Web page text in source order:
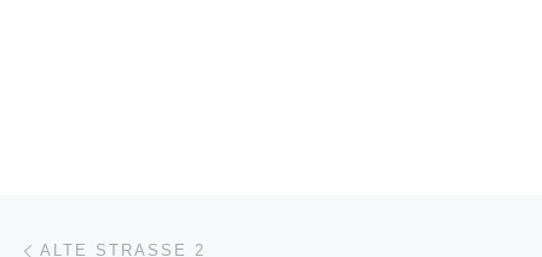
Beitragsnavigation
ALTE STRASSE 2